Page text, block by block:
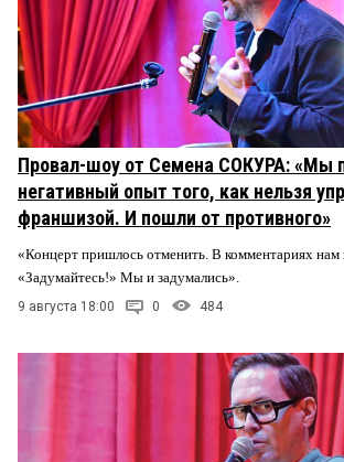
Провал-шоу от Семена СОКУРА: «Мы
негативный опыт того, как нельзя
франшизой. И пошли от противного»
«Концерт пришлось отменить. В комментариях нам
«Задумайтесь!» Мы и задумались».
9 августа 18:00 0 484